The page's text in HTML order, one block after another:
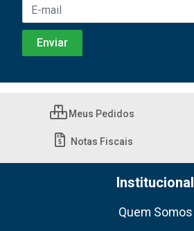
Meus Pedidos
Notas Fiscais
Institucional
Quem Somos